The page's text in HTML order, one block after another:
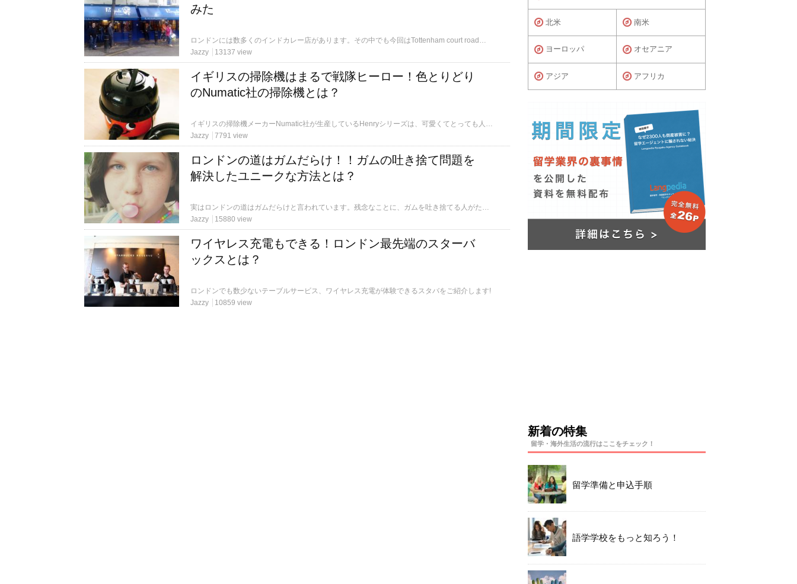
みた
ロンドンには数多くのインドカレー店があります。その中でも今回はTottenham court road駅近くにあるPunjubをご紹介します。
Jazzy
13137 view
イギリスの掃除機はまるで戦隊ヒーロー！色とりどり
のNumatic社の掃除機とは？
イギリスの掃除機メーカーNumatic社が生産しているHenryシリーズは、可愛くてとっても人気なんです。今回はそれぞれのキャラクターをご紹介します。
Jazzy
7791 view
ロンドンの道はガムだらけ！！ガムの吐き捨て問題を
解決したユニークな方法とは？
実はロンドンの道はガムだらけと言われています。残念なことに、ガムを吐き捨てる人がたくさんいるのです。この記事では、ガムが吐き捨てられる理由と実際に行われているユニークな対策をご紹介します。
Jazzy
15880 view
ワイヤレス充電もできる！ロンドン最先端のスターバ
ックスとは？
ロンドンでも数少ないテーブルサービス、ワイヤレス充電が体験できるスタバをご紹介します!
Jazzy
10859 view
北米 南米
ヨーロッパ オセアニア
アジア アフリカ
新着の特集
留学・海外生活の流行はここをチェック！
留学準備と申込手順
語学学校をもっと知ろう！